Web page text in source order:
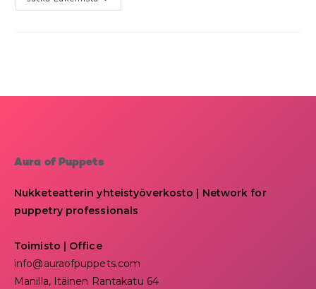
Aura of Puppets
Nukketeatterin yhteistyöverkosto | Network for
puppetry professionals
Toimisto | Office
info@auraofpuppets.com
Manilla, Itäinen Rantakatu 64